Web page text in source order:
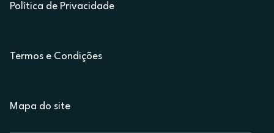
Política de Privacidade
Termos e Condições
Mapa do site